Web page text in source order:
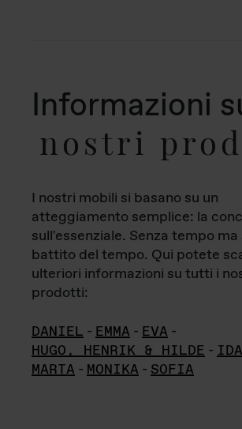
Informazioni
nostri
I nostri mobili si basano su un
atteggiamento semplice: la
sull'essenziale. Senza tempo
battito del tempo. Qui potete
ulteriori informazioni su tutti i
prodotti:
DANIEL - EMMA - EVA -
HUGO, HENRIK & HILDE - IDA
MARTA - MONIKA - SOFIA